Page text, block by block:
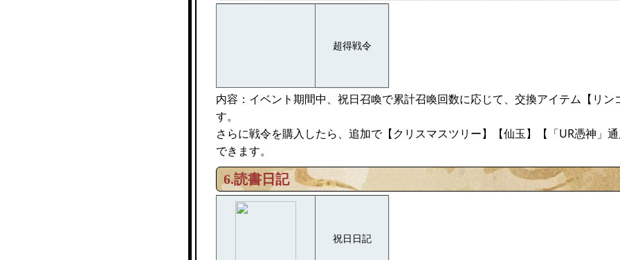
超得戦令
内容：イベント期間中、祝日召喚で累計召喚回数に応じて、交換アイテム【リン
す。
さらに戦令を購入したら、追加で【クリスマスツリー】【仙玉】【「UR憑神」
できます。
6.読書日記
祝日日記